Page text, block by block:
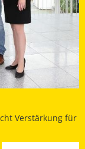
Verstärkung für